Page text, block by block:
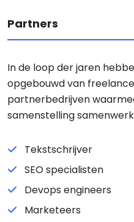
Partners
In de loop der jaren
opgebouwd van
partnerbedrijven
samenstelling
Tekstschrijver
SEO specialisten
Devops engineers
Marketeers